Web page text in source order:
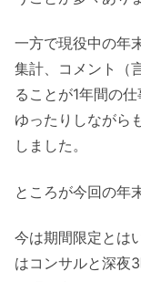
一方で現役中の年
集計、コメント（
ることが1年間の
ゆったりしながら
しました。
ところが今回の年
今は期間限定とは
はコンサルと深夜